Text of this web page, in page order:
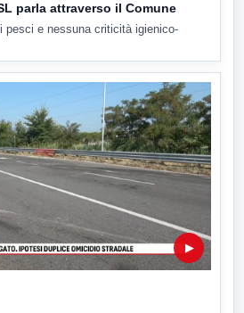
parla attraverso il Comune
pesci e nessuna criticità igienico-
▶